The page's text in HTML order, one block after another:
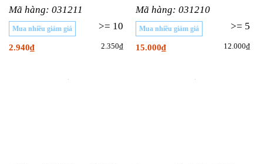
Mã hàng: 031211
Mua nhiều giảm giá >= 10
2.940₫ 2.350₫
Mã hàng: 031210
Mua nhiều giảm giá >= 5
15.000₫ 12.000₫